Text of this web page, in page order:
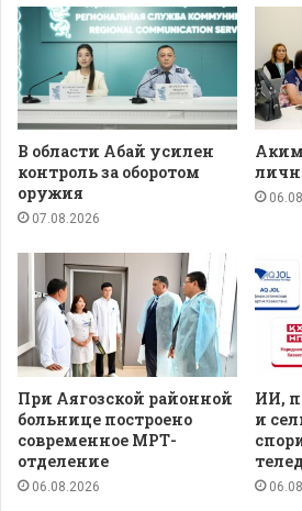
В области Абай усилен
контроль за оборотом
оружия
07.08.2026
Аким
При Аягозской районной
больнице построено
современное МРТ-
отделение
06.08.2026
ИИ,
и